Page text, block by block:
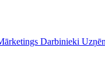
Darbinieki